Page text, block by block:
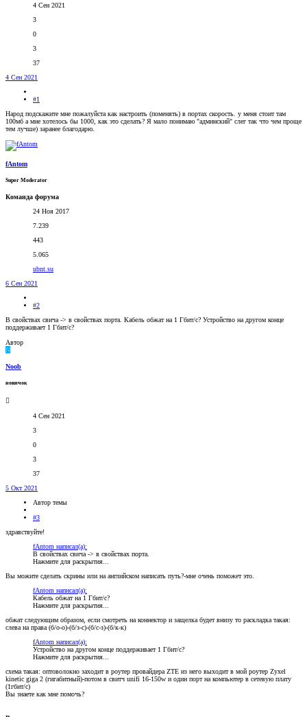
4 Сен 2021
3
0
3
37
4 Сен 2021
#1
Народ подскажите мне пожалуйста как настроить (поменять) в портах скорость. у меня стоит там
100мб а мне хотелось бы 1000, как это сделать? Я мало понимаю "админский" слег так что чем проще
тем лучше) заранее благодарю.
fAntom
Super Moderator
Команда форума
24 Ноя 2017
7.239
443
5.065
ubnt.su
6 Сен 2021
#2
В свойствах свича -> в свойствах порта. Кабель обжат на 1 Гбит/с? Устройство на другом конце
поддерживает 1 Гбит/с?
Автор
N
Noob
новичок
4 Сен 2021
3
0
3
37
5 Окт 2021
Автор темы
#3
здравствуйте!
fAntom написал(а):
В свойствах свича -> в свойствах порта.
Нажмите для раскрытия...
Вы можите сделать скрины или на английском написать путь?-мне очень поможет это.
fAntom написал(а):
Кабель обжат на 1 Гбит/с?
Нажмите для раскрытия...
обжат следующим образом, если смотреть на коннектор и защелка будет внизу то раскладка такая:
слева на права (б/о-о)-(б/з-с)-(б/с-з)-(б/к-к)
fAntom написал(а):
Устройство на другом конце поддерживает 1 Гбит/с?
Нажмите для раскрытия...
схема такая: оптоволокно заходит в роутер провайдера ZTE из него выходит в мой роутер Zyxel
kinetic giga 2 (гигабитный)-потом в свитч unifi 16-150w и один порт на компьютер в сетевую плату
(1гбит/с)
Вы знаете как мне помочь?